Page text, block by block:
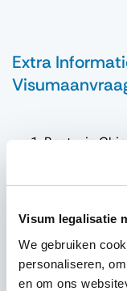
Visum legalisatie
We gebruiken
personaliseren,
en om ons
Extra
Bent u in
of als u
Gaat u naar
van Hong
andersom en
START HIER